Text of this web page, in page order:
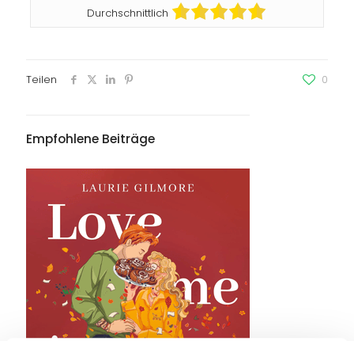
Durchschnittlich
Teilen 0
Empfohlene Beiträge